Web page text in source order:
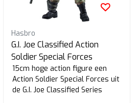
Hasbro
G.I. Joe Classified Action
Soldier Special Forces
15cm hoge action figure een
Action Soldier Special Forces uit
de G.I. Joe Classified Series